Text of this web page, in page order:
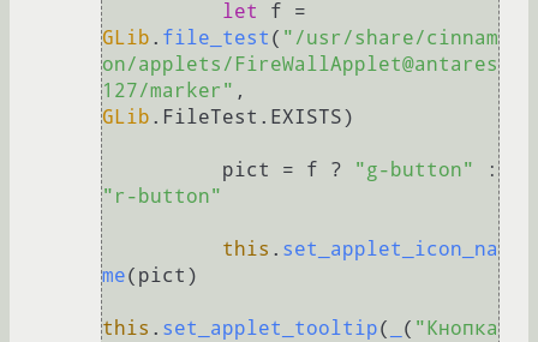
let
GLib . file_test ( "/usr/share/cinnam
on/applets/FireWallApplet@antares
127/marker"
GLib . FileTest . EXISTS)
	  pict = f ?
"g-button"
:
"r-button"
this . set_applet_icon_na
me(pict)
this . set_applet_tooltip( ( "Кнопка